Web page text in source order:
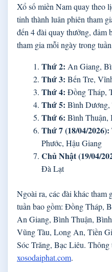
Xổ số miền Nam quay theo
tỉnh thành luân phiên tham
đến 4 đài quay thưởng, đảm
tham gia mỗi ngày trong
Thứ 2: An Giang,
Thứ 3: Bến Tre,
Thứ 4: Đồng Tháp,
Thứ 5: Bình
Thứ 6: Bình Thuận,
Thứ 7 (18/04/2026):
Phước, Hậu Giang
Chủ Nhật (19/04/
Đà Lạt
Ngoài ra, các đài khác tham
tuần bao gồm: Đồng Tháp,
An Giang, Bình Thuận,
Vũng Tàu, Long An, Tiền
Sóc Trăng, Bạc Liêu.
xosodaiphat.com.